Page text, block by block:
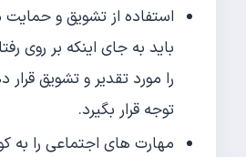
استفاده از تشویق و
باید به جای اینکه بر روی
را مورد تقدیر و تشویق
توجه قرار بگیرد.
مهارت های اجتماعی را به